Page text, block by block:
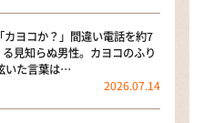
カヨコか？」間違い電話を約7
見知らぬ男性。カヨコのふり
いた言葉は…
2026.07.14